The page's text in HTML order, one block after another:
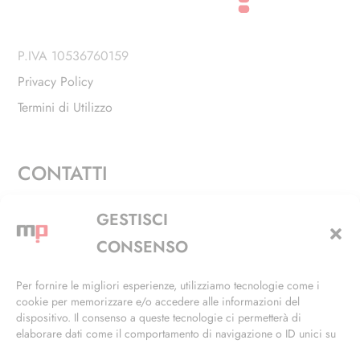
GESTISCI
CONSENSO
Per fornire le migliori esperienze, utilizziamo tecnologie come i
cookie per memorizzare e/o accedere alle informazioni del
dispositivo. Il consenso a queste tecnologie ci permetterà di
elaborare dati come il comportamento di navigazione o ID unici su
P.IVA 10536760159
Privacy Policy
Termini di Utilizzo
CONTATTI
Via Alfieri, 27 - Trezzano Sul Naviglio (MI)
+39 02 4846 3155
info@masterphil.it